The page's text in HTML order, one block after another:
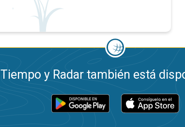
Tiempo y Radar también está